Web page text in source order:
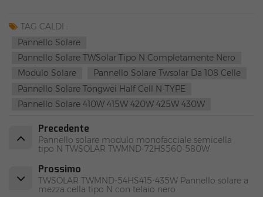
TAG CALDI :
Pannello Solare
Pannello Solare TWSolar Tipo N Completamente Nero
Modulo Solare
Pannello Solare Twsolar Da 108 Celle
Pannello Solare Tongwei Half Cell N-TYPE
Pannello Solare 410W 415W 420W 425W 430W
Precedente
Pannello solare modulo monofacciale semicella
tipo N TWSOLAR TWMND-72HS560-580W
Prossimo
TWSOLAR TWMND-54HS415-435W Pannello solare a
mezza cella tipo N con telaio nero